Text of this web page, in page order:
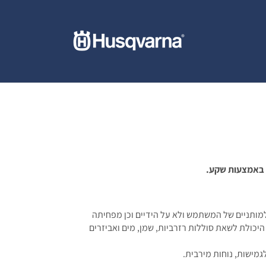
של המשתמש ולא על הידיים וכן מפחיתה
לשאת סוללות רזרביות, שמן, מים ואביזרים
נוחות מירבית.